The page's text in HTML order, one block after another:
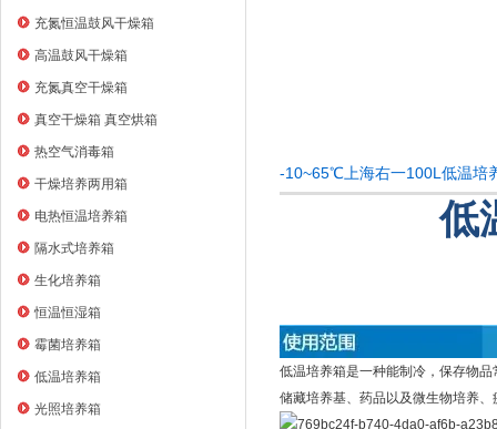
充氮恒温鼓风干燥箱
高温鼓风干燥箱
充氮真空干燥箱
真空干燥箱 真空烘箱
热空气消毒箱
干燥培养两用箱
电热恒温培养箱
隔水式培养箱
生化培养箱
恒温恒湿箱
霉菌培养箱
低温培养箱
光照培养箱
-10~65℃上海右一100L低温培
低
低温培养箱是一种能制冷，保存物
储藏培养基、药品以及微生物培养